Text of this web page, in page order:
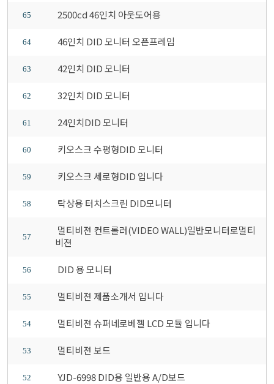
65 2500cd 46인치 아웃도어용
64 46인치 DID 모니터 오픈프레임
63 42인치 DID 모니터
62 32인치 DID 모니터
61 24인치DID 모니터
60 키오스크 수평형DID 모니터
59 키오스크 세로형DID 입니다
58 탁상용 터치스크린 DID모니터
57
멀티비젼 컨트롤러(VIDEO WALL)일반모니터로멀티
비젼
56 DID 용 모니터
55 멀티비젼 제품소개서 입니다
54 멀티비젼 슈퍼네로베젤 LCD 모듈 입니다
53 멀티비젼 보드
52 YJD-6998 DID용 일반용 A/D보드